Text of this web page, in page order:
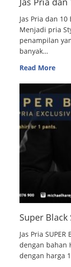
Jas Pria dan
Menjadi pria
penampilan
banyak…
Read More
Super Black
Jas Pria
dengan bahan
dengan harga